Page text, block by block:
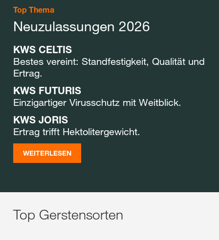
Top Thema
Neuzulassungen 2026
KWS CELTIS
Bestes vereint: Standfestigkeit, Qualität und
Ertrag.
KWS FUTURIS
Einzigartiger Virusschutz mit Weitblick.
KWS JORIS
Ertrag trifft Hektolitergewicht.
WEITERLESEN
Top Gerstensorten